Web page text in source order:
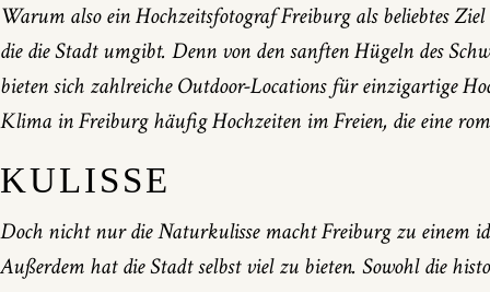
Warum also ein Hochzeitsfotograf Freiburg als beliebtes
die die Stadt umgibt. Denn von den sanften Hügeln des
bieten sich zahlreiche Outdoor-Locations für einzigartige
Klima in Freiburg häufig Hochzeiten im Freien, die eine
KULISSE
Doch nicht nur die Naturkulisse macht Freiburg zu einem
Außerdem hat die Stadt selbst viel zu bieten. Sowohl die